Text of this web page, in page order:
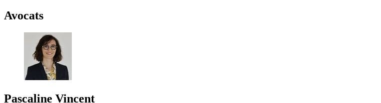
Avocats
Pascaline Vincent